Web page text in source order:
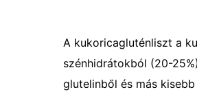
A kukoricagluténliszt a
szénhidrátokból (20-
glutelinből és más